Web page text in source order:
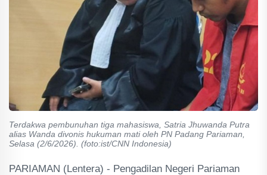
Terdakwa pembunuhan tiga mahasiswa, Satria Jhuwanda Putra
alias Wanda divonis hukuman mati oleh PN Padang Pariaman,
Selasa (2/6/2026). (foto:ist/CNN Indonesia)
PARIAMAN (Lentera) - Pengadilan Negeri Pariaman